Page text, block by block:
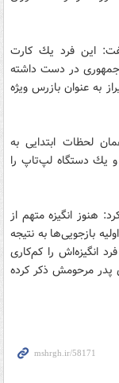
این فرد یك كارت
در دست داشته
به عنوان بازرس ویژه
لحظات ابتدایی به
و یك دستگاه لپ‌تاپ را
هنوز انگیزه متهم از
بازجویی‌ها به نتیجه
انگیزه‌اش را كم‌كاری
پدر مرحومش ذكر كرده